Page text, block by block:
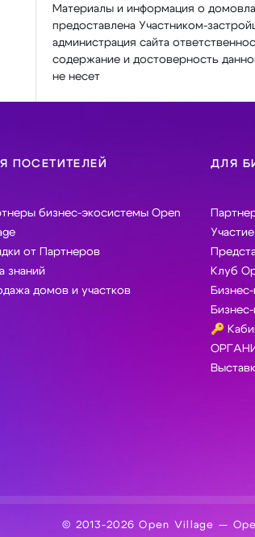
Материалы и информация о
предоставлена Участником-
администрация сайта
содержание и достоверность
не несет
ПОСЕТИТЕЛЕЙ
бизнес-экосистемы Open
от Партнеров
знаний
домов и участков
ДЛЯ
Клуб
🔑
© 2013-2026 Open Village —